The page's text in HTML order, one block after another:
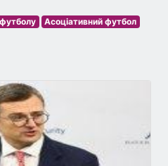
футболу
Асоціативний футбол